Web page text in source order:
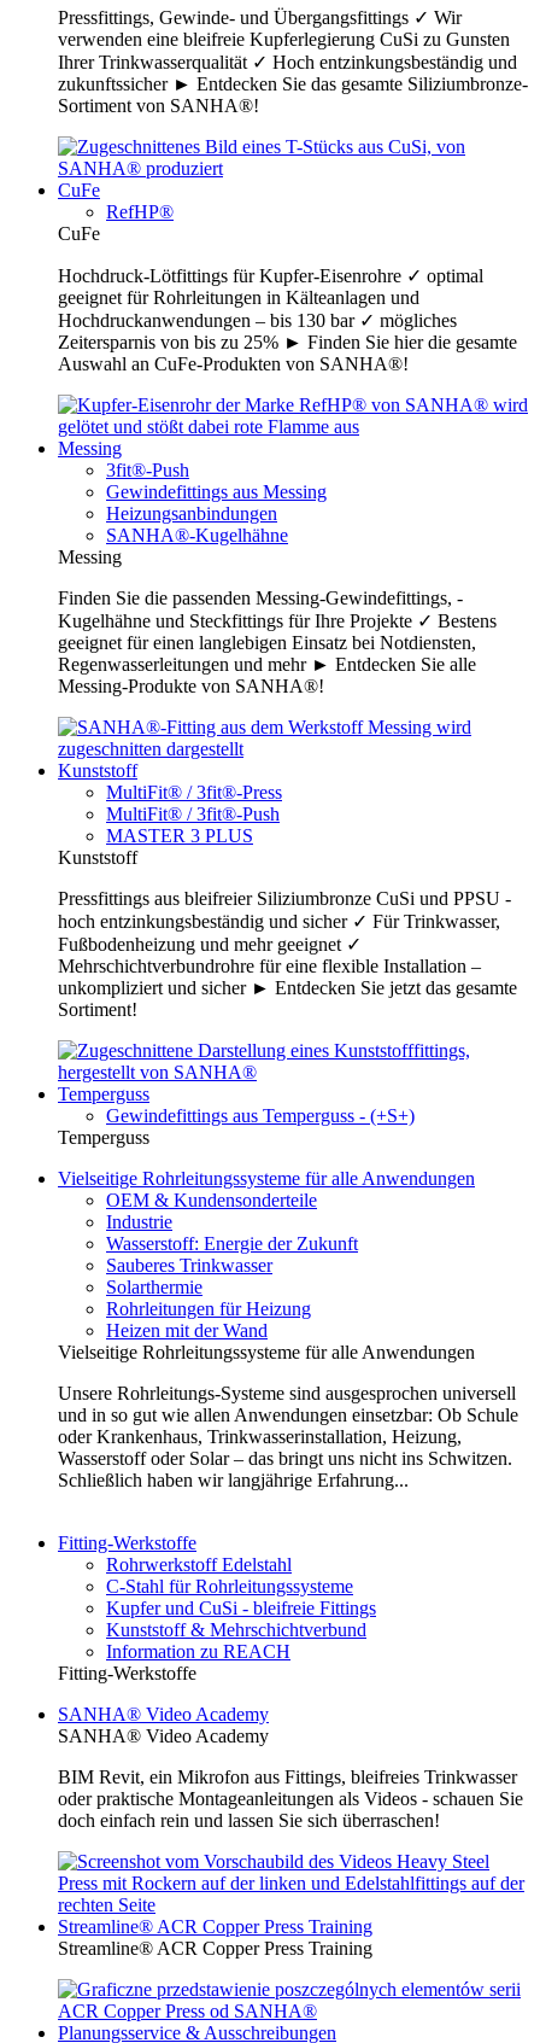
Pressfittings, Gewinde- und Übergangsfittings ✓ Wir
verwenden eine bleifreie Kupferlegierung CuSi zu Gunsten
Ihrer Trinkwasserqualität ✓ Hoch entzinkungsbeständig und
zukunftssicher ► Entdecken Sie das gesamte Siliziumbronze-
Sortiment von SANHA®!
CuFe
RefHP®
CuFe
Hochdruck-Lötfittings für Kupfer-Eisenrohre ✓ optimal
geeignet für Rohrleitungen in Kälteanlagen und
Hochdruckanwendungen – bis 130 bar ✓ mögliches
Zeitersparnis von bis zu 25% ► Finden Sie hier die gesamte
Auswahl an CuFe-Produkten von SANHA®!
Messing
3fit®-Push
Gewindefittings aus Messing
Heizungsanbindungen
SANHA®-Kugelhähne
Messing
Finden Sie die passenden Messing-Gewindefittings, -
Kugelhähne und Steckfittings für Ihre Projekte ✓ Bestens
geeignet für einen langlebigen Einsatz bei Notdiensten,
Regenwasserleitungen und mehr ► Entdecken Sie alle
Messing-Produkte von SANHA®!
Kunststoff
MultiFit® / 3fit®-Press
MultiFit® / 3fit®-Push
MASTER 3 PLUS
Kunststoff
Pressfittings aus bleifreier Siliziumbronze CuSi und PPSU -
hoch entzinkungsbeständig und sicher ✓ Für Trinkwasser,
Fußbodenheizung und mehr geeignet ✓
Mehrschichtverbundrohre für eine flexible Installation –
unkompliziert und sicher ► Entdecken Sie jetzt das gesamte
Sortiment!
Temperguss
Gewindefittings aus Temperguss - (+S+)
Temperguss
Vielseitige Rohrleitungssysteme für alle Anwendungen
OEM & Kundensonderteile
Industrie
Wasserstoff: Energie der Zukunft
Sauberes Trinkwasser
Solarthermie
Rohrleitungen für Heizung
Heizen mit der Wand
Vielseitige Rohrleitungssysteme für alle Anwendungen
Unsere Rohrleitungs-Systeme sind ausgesprochen universell
und in so gut wie allen Anwendungen einsetzbar: Ob Schule
oder Krankenhaus, Trinkwasserinstallation, Heizung,
Wasserstoff oder Solar – das bringt uns nicht ins Schwitzen.
Schließlich haben wir langjährige Erfahrung...
Fitting-Werkstoffe
Rohrwerkstoff Edelstahl
C-Stahl für Rohrleitungssysteme
Kupfer und CuSi - bleifreie Fittings
Kunststoff & Mehrschichtverbund
Information zu REACH
Fitting-Werkstoffe
SANHA® Video Academy
SANHA® Video Academy
BIM Revit, ein Mikrofon aus Fittings, bleifreies Trinkwasser
oder praktische Montageanleitungen als Videos - schauen Sie
doch einfach rein und lassen Sie sich überraschen!
Streamline® ACR Copper Press Training
Streamline® ACR Copper Press Training
Planungsservice & Ausschreibungen